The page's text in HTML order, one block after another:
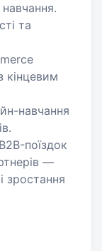
та
кінцевим
навчання
поїздок
—
зростання